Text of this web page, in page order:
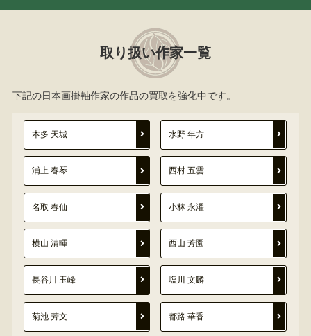
取り扱い作家一覧
下記の日本画掛軸作家の作品の買取を強化中です。
本多 天城 水野 年方
浦上 春琴 西村 五雲
名取 春仙 小林 永濯
横山 清暉 西山 芳園
長谷川 玉峰 塩川 文麟
菊池 芳文 都路 華香